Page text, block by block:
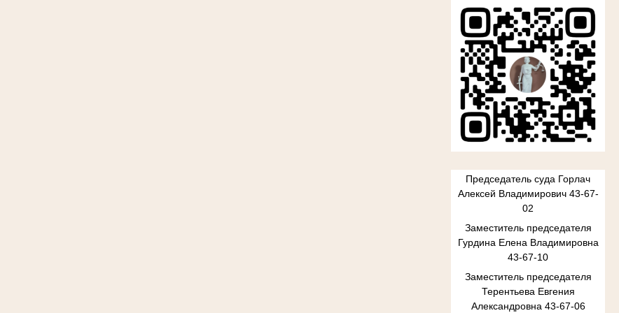
Председатель суда Горлач
Алексей Владимирович 43-67-
02
Заместитель председателя
Гурдина Елена Владимировна
43-67-10
Заместитель председателя
Терентьева Евгения
Александровна 43-67-06